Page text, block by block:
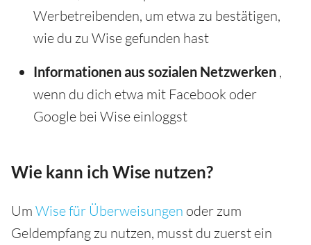
Werbetreibenden, um etwa zu bestätigen,
wie du zu Wise gefunden hast
Informationen aus sozialen Netzwerken ,
wenn du dich etwa mit Facebook oder
Google bei Wise einloggst
Wie kann ich Wise nutzen?
Um Wise für Überweisungen oder zum
Geldempfang zu nutzen, musst du zuerst ein